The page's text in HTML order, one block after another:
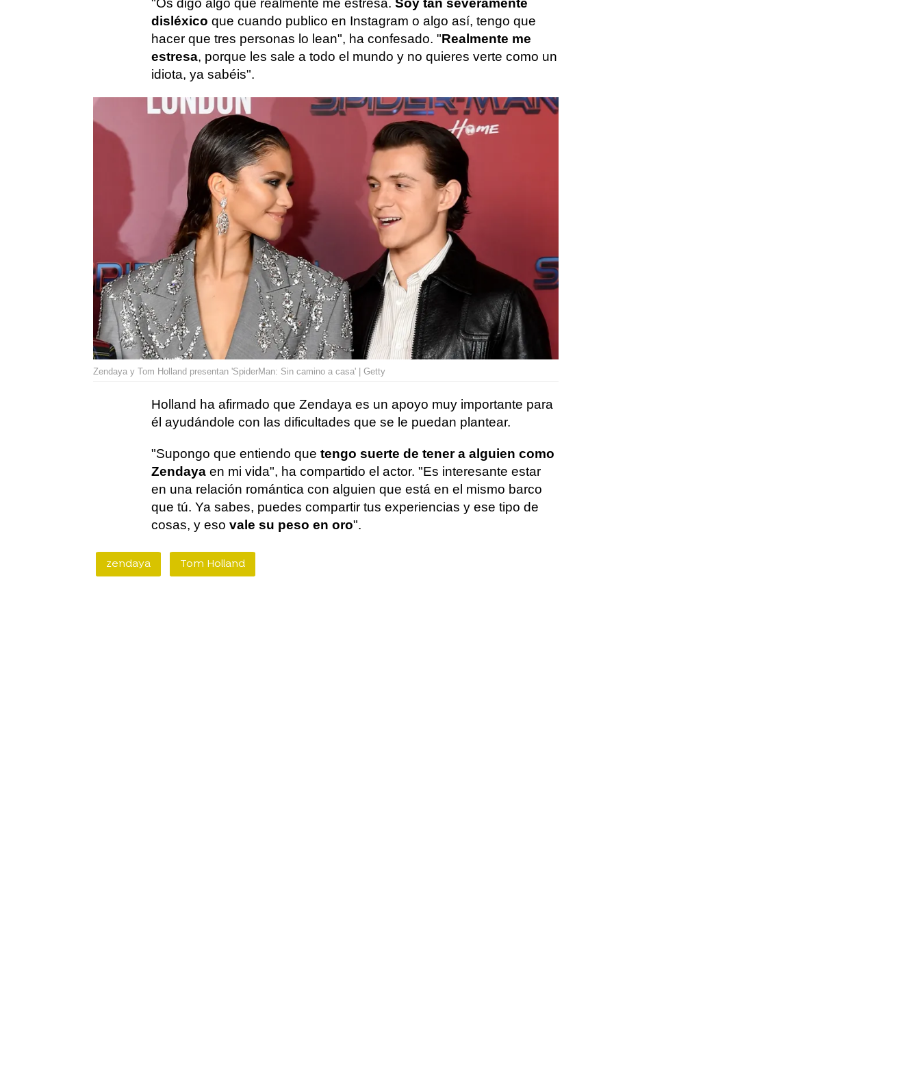
"Os digo algo que realmente me estresa. Soy tan severamente
disléxico que cuando publico en Instagram o algo así, tengo que
hacer que tres personas lo lean", ha confesado. "Realmente me
estresa, porque les sale a todo el mundo y no quieres verte como un
idiota, ya sabéis".
Zendaya y Tom Holland presentan 'SpiderMan: Sin camino a casa' | Getty
Holland ha afirmado que Zendaya es un apoyo muy importante para
él ayudándole con las dificultades que se le puedan plantear.
"Supongo que entiendo que tengo suerte de tener a alguien como
Zendaya en mi vida", ha compartido el actor. "Es interesante estar
en una relación romántica con alguien que está en el mismo barco
que tú. Ya sabes, puedes compartir tus experiencias y ese tipo de
cosas, y eso vale su peso en oro".
zendaya Tom Holland